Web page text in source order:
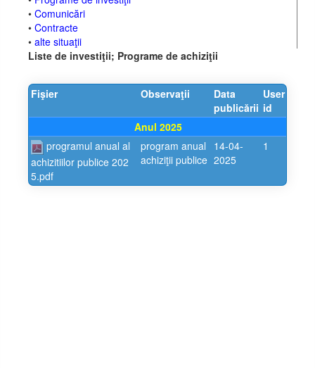
• Comunicări
• Contracte
• alte situaţii
Liste de investiţii; Programe de achiziţii
Fişier Observaţii
Data
publicării
User
id
Anul 2025
programul anual al
achizitiilor publice 202
5.pdf
program anual
achiziţii publice
14-04-
2025
1